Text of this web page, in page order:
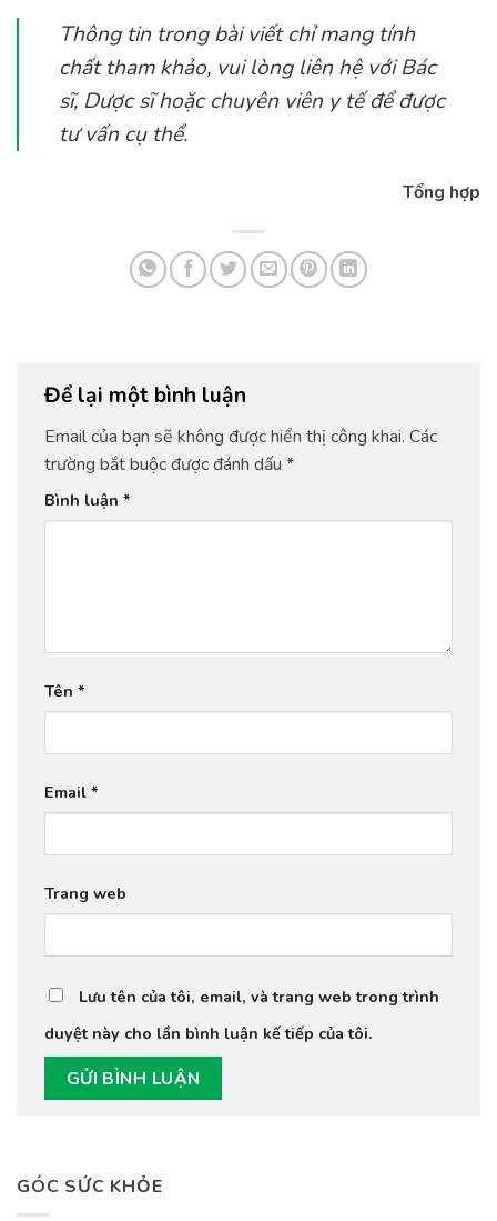
GÓC SỨC KHỎE
Thông tin trong bài viết chỉ mang tính
chất tham khảo, vui lòng liên hệ với Bác
sĩ, Dược sĩ hoặc chuyên viên y tế để được
tư vấn cụ thể.
Tổng hợp
Để lại một bình luận
Email của bạn sẽ không được hiển thị công khai. Các
trường bắt buộc được đánh dấu *
Bình luận *
Tên *
Email *
Trang web
Lưu tên của tôi, email, và trang web trong trình
duyệt này cho lần bình luận kế tiếp của tôi.